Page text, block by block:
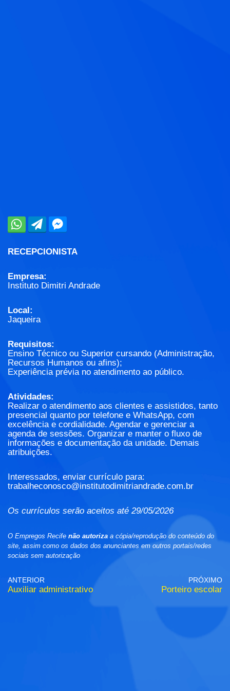
RECEPCIONISTA
Empresa:
Instituto Dimitri Andrade
Local:
Jaqueira
Requisitos:
Ensino Técnico ou Superior cursando (Administração,
Recursos Humanos ou afins);
Experiência prévia no atendimento ao público.
Atividades:
Realizar o atendimento aos clientes e assistidos, tanto
presencial quanto por telefone e WhatsApp, com
excelência e cordialidade. Agendar e gerenciar a
agenda de sessões. Organizar e manter o fluxo de
informações e documentação da unidade. Demais
atribuições.
Interessados, enviar currículo para:
trabalheconosco@institutodimitriandrade.com.br
Os currículos serão aceitos até 29/05/2026
O Empregos Recife não autoriza a cópia/reprodução do conteúdo do
site, assim como os dados dos anunciantes em outros portais/redes
sociais sem autorização
ANTERIOR
Auxiliar administrativo
PRÓXIMO
Porteiro escolar